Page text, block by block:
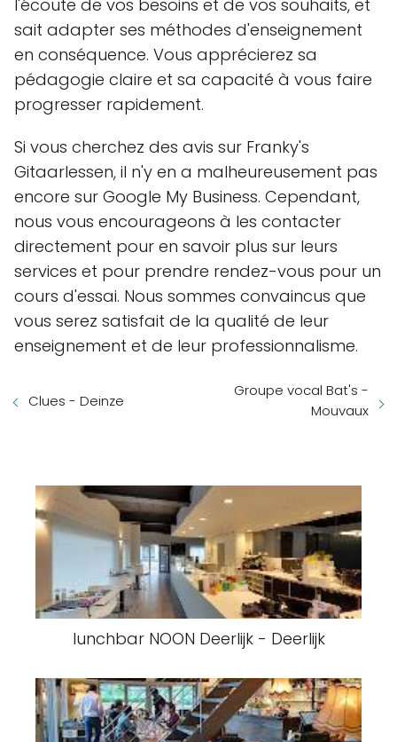
l'écoute de vos besoins et de vos souhaits, et
sait adapter ses méthodes d'enseignement
en conséquence. Vous apprécierez sa
pédagogie claire et sa capacité à vous faire
progresser rapidement.
Si vous cherchez des avis sur Franky's
Gitaarlessen, il n'y en a malheureusement pas
encore sur Google My Business. Cependant,
nous vous encourageons à les contacter
directement pour en savoir plus sur leurs
services et pour prendre rendez-vous pour un
cours d'essai. Nous sommes convaincus que
vous serez satisfait de la qualité de leur
enseignement et de leur professionnalisme.
Clues - Deinze
Groupe vocal Bat's -
Mouvaux
lunchbar NOON Deerlijk - Deerlijk